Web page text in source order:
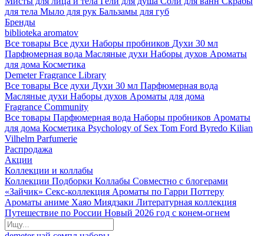
для тела Мыло для рук Бальзамы для губ
Бренды
biblioteka aromatov
Все товары Все духи Наборы пробников Духи 30 мл
Парфюмерная вода Масляные духи Наборы духов Ароматы
для дома Косметика
Demeter Fragrance Library
Все товары Все духи Духи 30 мл Парфюмерная вода
Масляные духи Наборы духов Ароматы для дома
Fragrance Community
Все товары Парфюмерная вода Наборы пробников Ароматы
для дома Косметика Psychology of Sex Tom Ford Byredo Kilian
Vilhelm Parfumerie
Распродажа
Акции
Коллекции и коллабы
Коллекции Подборки Коллабы Совместно с блогерами
«Зайчик» Секс-коллекция Ароматы по Гарри Поттеру
Ароматы аниме Хаяо Миядзаки Литературная коллекция
Путешествие по России Новый 2026 год с конем-огнем